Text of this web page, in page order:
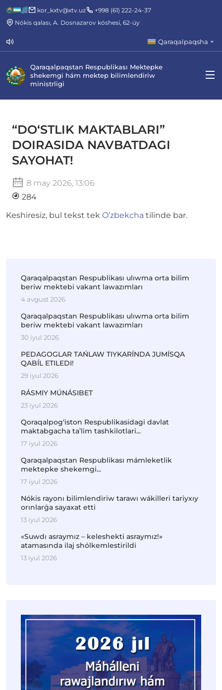
kor_kxtv@xtv.uz
+998 (61) 222-24-37
Nókis qalası, A. Dosnazarov kóshesi, 62-úy
Qaraqalpaqsha
Qaraqalpaqstan Respublikası Mektepke
shekemgi hám mektep bilimlendiriw
ministrligi
“DO‘STLIK MAKTABLARI”
DOIRASIDA NAVBATDAGI
SAYOHAT!
8 may 2026, 13:06
284
Keshiresiz, bul tekst tek O’zbekcha tilinde bar.
Qaraqalpaqstan Respublikası ulıwma orta bilim
beriw mektebi vakant lawazımları
4 avgust 2026
Qaraqalpaqstan Respublikası ulıwma orta bilim
beriw mektebi vakant lawazımları
30 iyul 2026
PEDAGOGLAR TAŃLAW TIYKARÍNDA JUMÍSQA
QABÍL ETILEDI!
29 iyul 2026
RÁSMIY MÚNÁSIBET
23 iyul 2026
Qoraqalpog‘iston Respublikasidagi davlat
maktabgacha ta’lim tashkilotlari...
17 iyul 2026
Qaraqalpaqstan Respublikası mámleketlik
mektepke shekemgi...
17 iyul 2026
Nókis rayonı bilimlendiriw tarawı wákilleri tariyxıy
orınlarǵa sayaxat etti
13 iyul 2026
«Suwdı asraymız – keleshekti asraymız!»
atamasında ilaj shólkemlestirildi
13 iyul 2026